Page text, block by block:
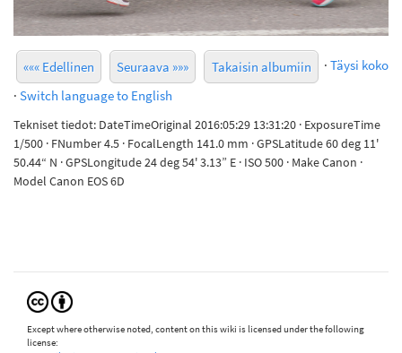
««« Edellinen Seuraava »»» Takaisin albumiin · Täysi koko
· Switch language to English
Tekniset tiedot: DateTimeOriginal 2016:05:29 13:31:20 · ExposureTime
1/500 · FNumber 4.5 · FocalLength 141.0 mm · GPSLatitude 60 deg 11'
50.44“ N · GPSLongitude 24 deg 54' 3.13” E · ISO 500 · Make Canon ·
Model Canon EOS 6D
Except where otherwise noted, content on this wiki is licensed under the following
license: